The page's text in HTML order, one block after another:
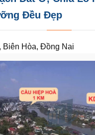
Đều Đẹp
Hòa, Đồng Nai